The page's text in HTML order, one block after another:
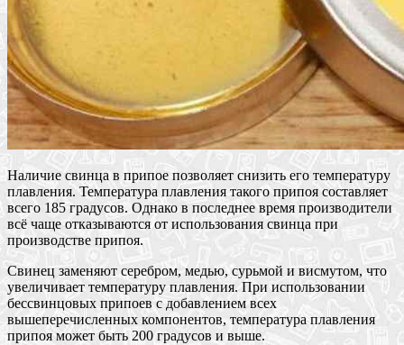
Наличие свинца в припое позволяет снизить его температуру
плавления. Температура плавления такого припоя составляет
всего 185 градусов. Однако в последнее время производители
всё чаще отказываются от использования свинца при
производстве припоя.
Свинец заменяют серебром, медью, сурьмой и висмутом, что
увеличивает температуру плавления. При использовании
бессвинцовых припоев с добавлением всех
вышеперечисленных компонентов, температура плавления
припоя может быть 200 градусов и выше.